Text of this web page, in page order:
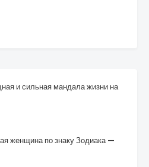
и сильная мандала жизни на
женщина по знаку Зодиака —